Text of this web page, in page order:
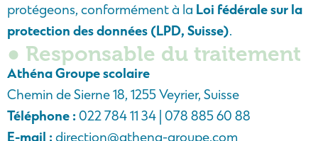
protégeons, conformément à la Loi fédérale sur la
protection des données (LPD, Suisse).
● Responsable du traitement
Athéna Groupe scolaire
Chemin de Sierne 18, 1255 Veyrier, Suisse
Téléphone : 022 784 11 34 | 078 885 60 88